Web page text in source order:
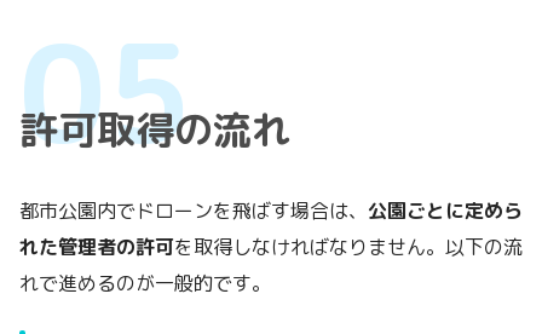
許可取得の流れ
都市公園内でドローンを飛ばす場合は、 公園ごとに定めら
れた管理者の許可を取得しなければなりません。以下の流
れで進めるのが一般的です。